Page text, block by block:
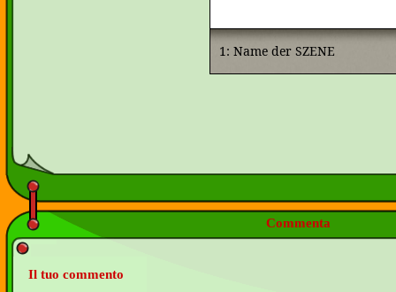
Commenta
Il tuo commento